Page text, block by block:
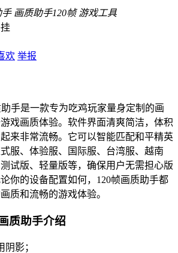
手 画质助手120帧 游戏工具
欢 举报
手是一款专为吃鸡玩家量身定制的画
戏画质体验。软件界面清爽简洁，体积
来非常流畅。它可以智能匹配和平精英
服、体验服、国际服、台湾服、越南
试版、轻量版等，确保用户无需担心版
你的设备配置如何，120帧画质助手都
质和流畅的游戏体验。
质助手介绍
影；